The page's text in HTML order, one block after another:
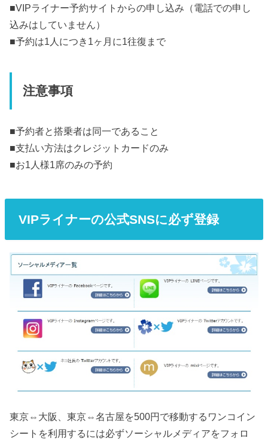
■VIPライナー予約サイトからの申し込み（電話での申し
込みはしていません）
■予約は1人につき1ヶ月に1往復まで
注意事項
■予約者と搭乗者は同一であること
■支払い方法はクレジットカードのみ
■お1人様1席のみの予約
VIPライナーの公式SNSに必ず登録
東京⇔大阪、東京⇔名古屋を500円で移動するワンコイン
シートを利用するには必ずソーシャルメディアをフォロ